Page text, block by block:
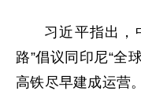
习近平指出，
路”倡议同印尼“全
高铁尽早建成运营